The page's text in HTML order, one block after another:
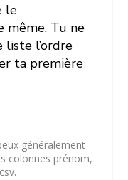
le
même. Tu ne
liste l’ordre
ta première
généralement
colonnes prénom,